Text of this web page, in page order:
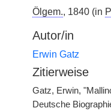
Ölgem., 1840 (in
Autor/in
Erwin Gatz
Zitierweise
Gatz, Erwin,
Deutsche